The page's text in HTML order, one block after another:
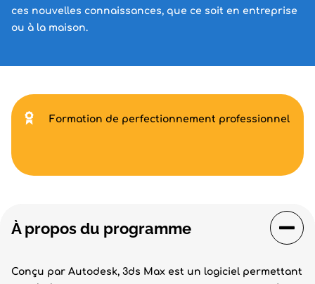
ces nouvelles connaissances, que ce soit en entreprise
ou à la maison.
À propos du programme
Conçu par Autodesk, 3ds Max est un logiciel permettant
Formation de perfectionnement professionnel